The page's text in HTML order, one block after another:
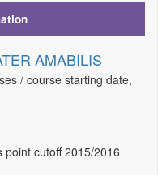
AMABILIS
/ course starting date,
cutoff 2015/2016